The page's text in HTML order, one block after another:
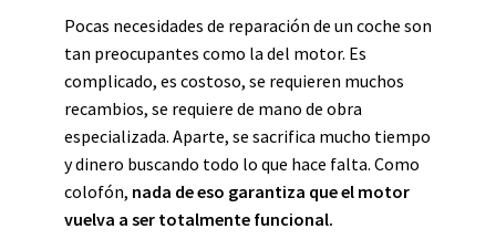
Pocas necesidades de reparación de un coche son
tan preocupantes como la del motor. Es
complicado, es costoso, se requieren muchos
recambios, se requiere de mano de obra
especializada. Aparte, se sacrifica mucho tiempo
y dinero buscando todo lo que hace falta. Como
colofón, nada de eso garantiza que el motor
vuelva a ser totalmente funcional.